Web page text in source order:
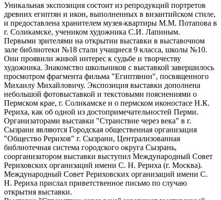
Уникальная экспозиция состоит из репродукций портретов
древних египтян и икон, выполненных в византийском стиле,
и предоставлена хранителем музея-квартиры М.М. Потапова в
г. Соликамске, учеником художника С.И. Лапиным.
Первыми зрителями на открытии выставки в выставочном
зале библиотеки №18 стали учащиеся 9 класса, школы №10.
Они проявили живой интерес к судьбе и творчеству
художника. Знакомство школьников с выставкой завершилось
просмотром фрагмента фильма "Египтянин", посвященного
Михаилу Михайловичу. Экспозиция выставки дополнена
небольшой фотовыставкой и текстовыми пояснениями о
Пермском крае, г. Соликамске и о пермском иконостасе Н.К.
Рериха, как об одной из достопримечательностей Перми.
Организаторами выставки "Странствие через века" в г.
Сызрани являются Городская общественная организация
"Общество Рерихов" г. Сызрани, Централизованная
библиотечная система городского округа Сызрань,
соорганизатором выставки выступил Международный Совет
Рериховских организаций имени С. Н. Рериха (г. Москва).
Международный Совет Рериховских организаций имени С.
Н. Рериха прислал приветственное письмо по случаю
открытия выставки.